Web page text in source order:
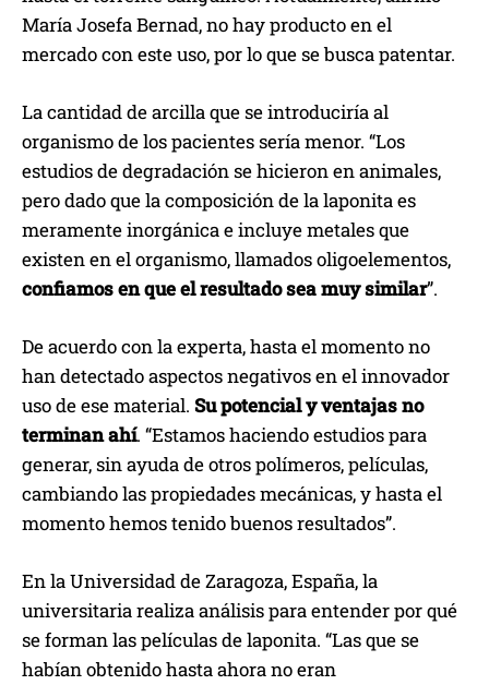
María Josefa Bernad, no hay producto en el
mercado con este uso, por lo que se busca patentar.
La cantidad de arcilla que se introduciría al
organismo de los pacientes sería menor. “Los
estudios de degradación se hicieron en animales,
pero dado que la composición de la laponita es
meramente inorgánica e incluye metales que
existen en el organismo, llamados oligoelementos,
confiamos en que el resultado sea muy similar”.
De acuerdo con la experta, hasta el momento no
han detectado aspectos negativos en el innovador
uso de ese material. Su potencial y ventajas no
terminan ahí. “Estamos haciendo estudios para
generar, sin ayuda de otros polímeros, películas,
cambiando las propiedades mecánicas, y hasta el
momento hemos tenido buenos resultados”.
En la Universidad de Zaragoza, España, la
universitaria realiza análisis para entender por qué
se forman las películas de laponita. “Las que se
habían obtenido hasta ahora no eran